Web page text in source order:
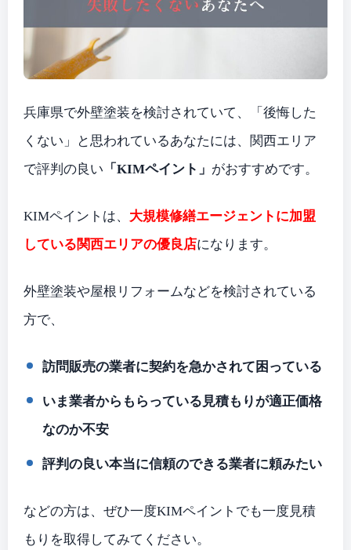
兵庫県で外壁塗装を検討されていて、「後悔した
くない」と思われているあなたには、関西エリア
で評判の良い 「KIMペイント」 がおすすめです。
KIMペイントは、 大規模修繕エージェントに加盟
している関西エリアの優良店になります。
外壁塗装や屋根リフォームなどを検討されている
方で、
訪問販売の業者に契約を急かされて困っている
いま業者からもらっている見積もりが適正価格
なのか不安
評判の良い本当に信頼のできる業者に頼みたい
などの方は、ぜひ一度KIMペイントでも一度見積
もりを取得してみてください。